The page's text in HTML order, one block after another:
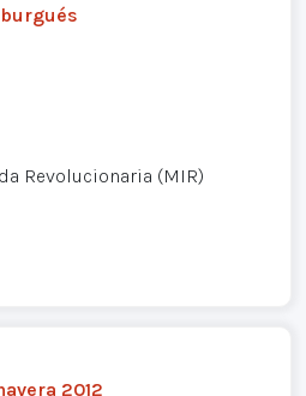
Revolucionaria (MIR)
2012